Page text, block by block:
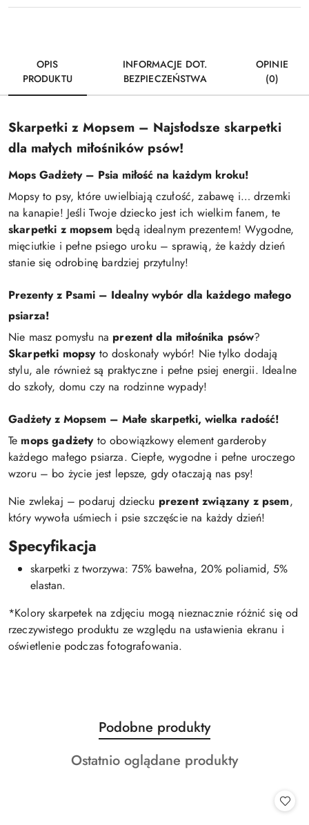
OPIS
PRODUKTU
INFORMACJE DOT.
BEZPIECZEŃSTWA
OPINIE
(0)
Skarpetki z Mopsem – Najsłodsze skarpetki
dla małych miłośników psów!
Mops Gadżety – Psia miłość na każdym kroku!
Mopsy to psy, które uwielbiają czułość, zabawę i… drzemki
na kanapie! Jeśli Twoje dziecko jest ich wielkim fanem, te
skarpetki z mopsembędą idealnym prezentem! Wygodne,
mięciutkie i pełne psiego uroku – sprawią, że każdy dzień
stanie się odrobinę bardziej przytulny!
Prezenty z Psami – Idealny wybór dla każdego małego
psiarza!
Nie masz pomysłu na prezent dla miłośnika psów?
Skarpetki mopsyto doskonały wybór! Nie tylko dodają
stylu, ale również są praktyczne i pełne psiej energii. Idealne
do szkoły, domu czy na rodzinne wypady!
Gadżety z Mopsem – Małe skarpetki, wielka radość!
Te mops gadżetyto obowiązkowy element garderoby
każdego małego psiarza. Ciepłe, wygodne i pełne uroczego
wzoru – bo życie jest lepsze, gdy otaczają nas psy!
Nie zwlekaj – podaruj dziecku prezent związany z psem,
który wywoła uśmiech i psie szczęście na każdy dzień!
Specyfikacja
skarpetki z tworzywa: 75% bawełna, 20% poliamid, 5%
elastan.
*Kolory skarpetek na zdjęciu mogą nieznacznie różnić się od
rzeczywistego produktu ze względu na ustawienia ekranu i
oświetlenie podczas fotografowania.
Pomiń karuzelę produktów
Produkty
o
statusie:
Podobne produkty
Produkty
Ostatnio oglądane produkty